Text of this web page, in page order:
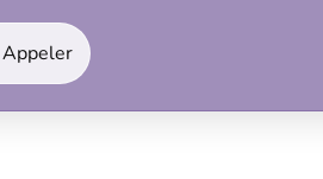
Appeler